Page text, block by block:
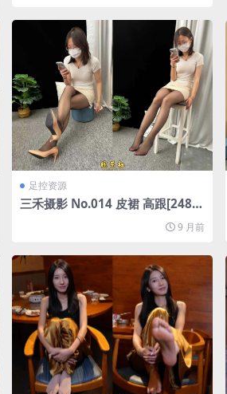
足控资源
三禾摄影 No.014 皮裙 高跟[248
9 月前